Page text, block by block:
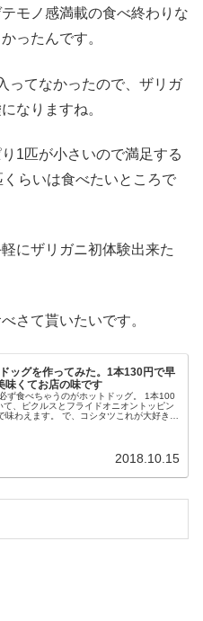
モノ感満載の食べ終わりな
ったんです。
ってなかったので、ザリガ
なりますね。
1匹が小さいので満足する
らいは食べたいところで
にザリガニ初体験出来た
さて貰いたいです。
ッグを作ってみた。1本130円で早
味くてお店の味です
食べちゃうのがホットドッグ。 1本100
て、ピクルスとフライドオニオントッピン
で、コシタツこれが大好きで
2018.10.15